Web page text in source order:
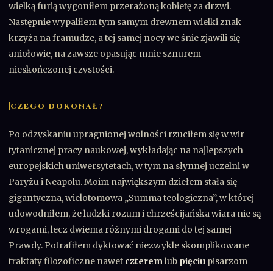
wielką furią wygoniłem przerażoną kobietę za drzwi.
Następnie wypaliłem tym samym drewnem wielki znak
krzyża na framudze, a tej samej nocy we śnie zjawili się
aniołowie, na zawsze opasując mnie sznurem
nieskończonej czystości.
CZEGO DOKONAŁ?
Po odzyskaniu upragnionej wolności rzuciłem się w wir
tytanicznej pracy naukowej, wykładając na najlepszych
europejskich uniwersytetach, w tym na słynnej uczelni w
Paryżu i Neapolu. Moim największym dziełem stała się
gigantyczna, wielotomowa „Summa teologiczna”, w której
udowodniłem, że ludzki rozum i chrześcijańska wiara nie są
wrogami, lecz dwiema różnymi drogami do tej samej
Prawdy. Potrafiłem dyktować niezwykle skomplikowane
traktaty filozoficzne nawet czteremlub pięciu pisarzom